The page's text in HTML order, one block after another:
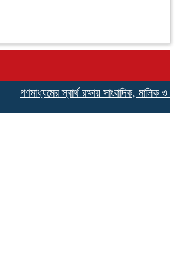
গণমাধ্যমের স্বার্থ রক্ষায় সাংবাদিক, মালিক ও